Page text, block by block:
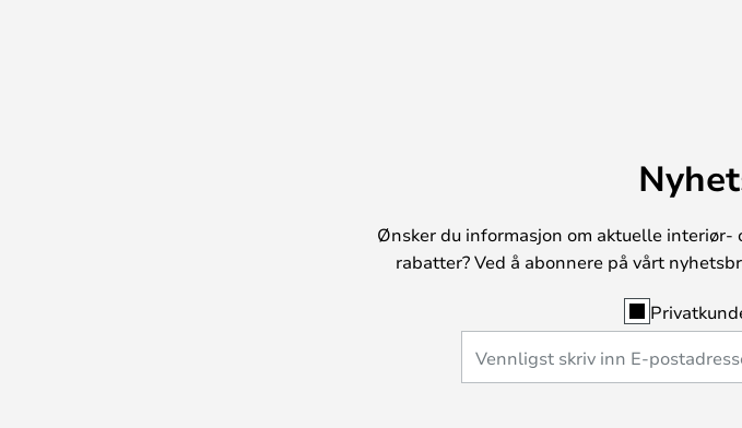
Ønsker du informasjon om aktuelle
rabatter? Ved å abonnere på vårt